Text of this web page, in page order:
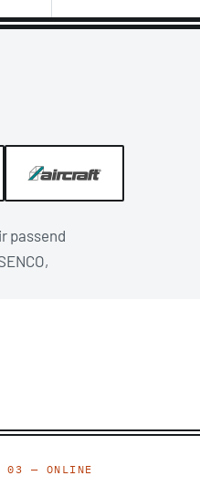
passend
03 — ONLINE